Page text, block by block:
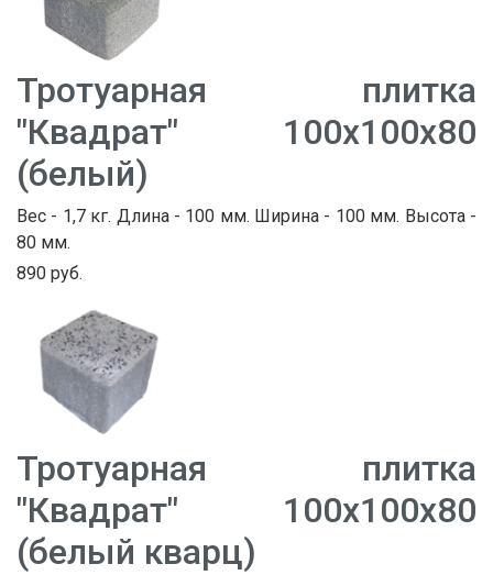
Тротуарная плитка
"Квадрат" 100х100х80
(белый)
Вес - 1,7 кг. Длина - 100 мм. Ширина - 100 мм. Высота -
80 мм.
890 руб.
Тротуарная плитка
"Квадрат" 100х100х80
(белый кварц)